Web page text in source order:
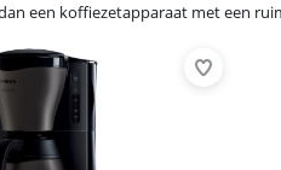
een koffiezetapparaat met een